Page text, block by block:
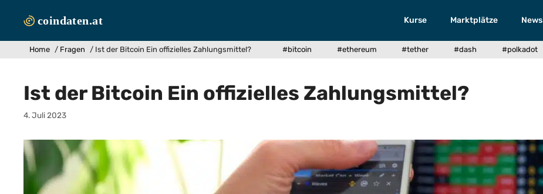
Inhalt
Kurse Marktplätze News
Home / Fragen / Ist der Bitcoin Ein offizielles Zahlungsmittel? #bitcoin #ethereum #tether #dash #polkadot
Ist der Bitcoin Ein offizielles Zahlungsmittel?
4. Juli 2023